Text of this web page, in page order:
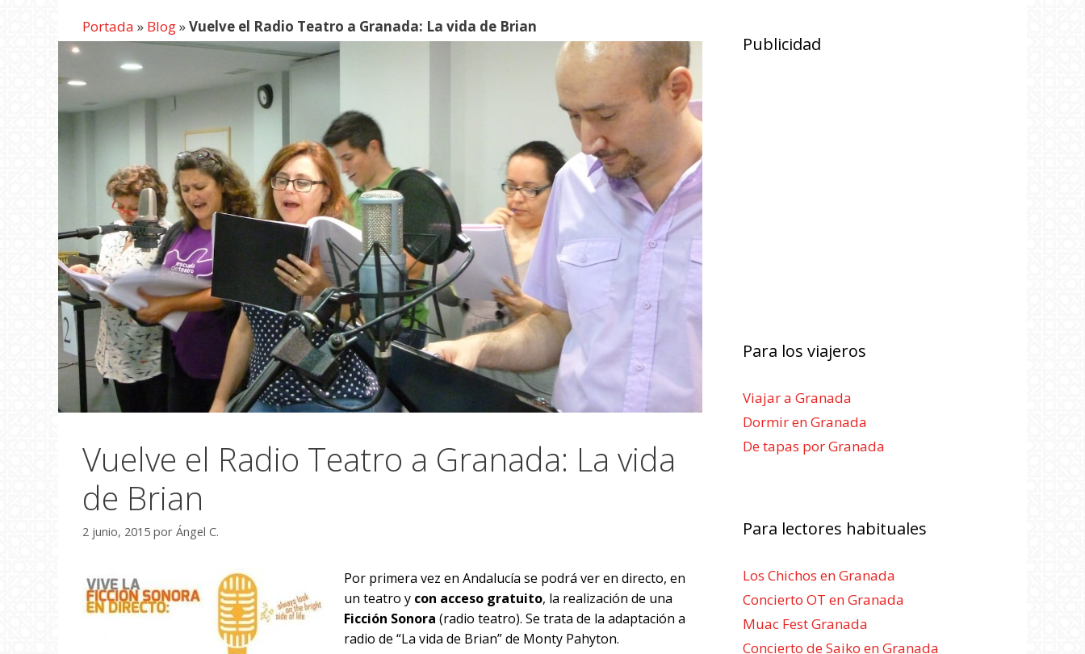
Portada » Blog»Vuelve el Radio Teatro a Granada: La vida de Brian
Vuelve el Radio Teatro a Granada: La vida
de Brian
2 junio, 2015 por Ángel C.
Por primera vez en Andalucía se podrá ver en directo, en
un teatro y con acceso gratuito, la realización de una
Ficción Sonora (radio teatro). Se trata de la adaptación a
radio de “La vida de Brian” de Monty Pahyton.
Publicidad
Para los viajeros
Viajar a Granada
Dormir en Granada
De tapas por Granada
Para lectores habituales
Los Chichos en Granada
Concierto OT en Granada
Muac Fest Granada
Concierto de Saiko en Granada